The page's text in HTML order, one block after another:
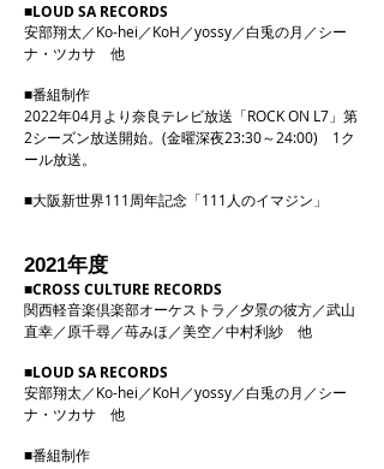
■LOUD SA RECORDS
安部翔太／Ko-hei／KoH／yossy／白兎の月／シー
ナ・ツカサ 他
■番組制作
2022年04月より奈良テレビ放送「ROCK ON L7」第
2シーズン放送開始。(金曜深夜23:30～24:00) 1ク
ール放送。
■大阪新世界111周年記念「111人のイマジン」
2021年度
■CROSS CULTURE RECORDS
関西軽音楽倶楽部オーケストラ／夕景の彼方／武山
直幸／原千尋／苺みほ／美空／中村利紗 他
■LOUD SA RECORDS
安部翔太／Ko-hei／KoH／yossy／白兎の月／シー
ナ・ツカサ 他
■番組制作